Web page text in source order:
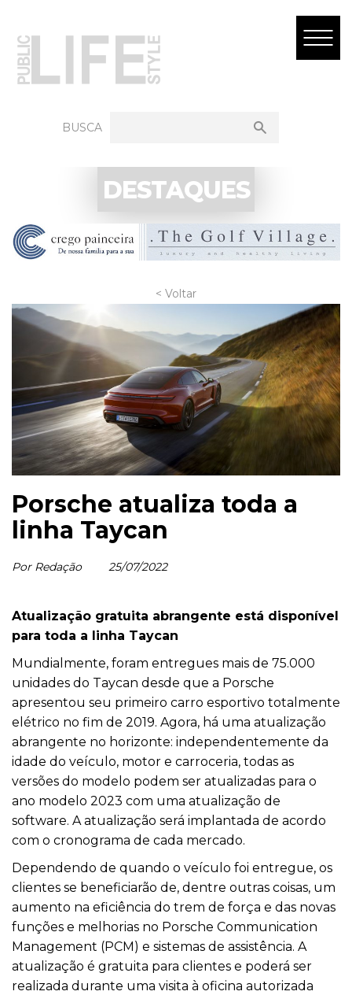
BUSCA
DESTAQUES
< Voltar
Porsche atualiza toda a
linha Taycan
Por Redação 25/07/2022
Atualização gratuita abrangente está disponível
para toda a linha Taycan
Mundialmente, foram entregues mais de 75.000
unidades do Taycan desde que a Porsche
apresentou seu primeiro carro esportivo totalmente
elétrico no fim de 2019. Agora, há uma atualização
abrangente no horizonte: independentemente da
idade do veículo, motor e carroceria, todas as
versões do modelo podem ser atualizadas para o
ano modelo 2023 com uma atualização de
software. A atualização será implantada de acordo
com o cronograma de cada mercado.
Dependendo de quando o veículo foi entregue, os
clientes se beneficiarão de, dentre outras coisas, um
aumento na eficiência do trem de força e das novas
funções e melhorias no Porsche Communication
Management (PCM) e sistemas de assistência. A
atualização é gratuita para clientes e poderá ser
realizada durante uma visita à oficina autorizada